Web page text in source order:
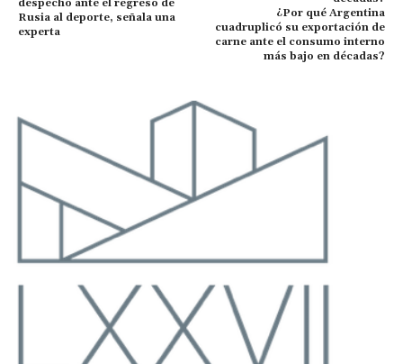
despecho ante el regreso de
Rusia al deporte, señala una
experta
¿Por qué Argentina
cuadruplicó su exportación de
carne ante el consumo interno
más bajo en décadas?